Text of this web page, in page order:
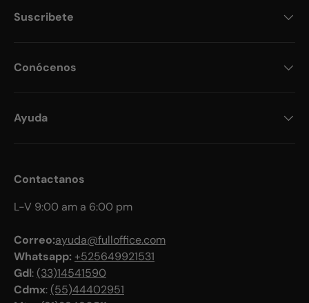
Suscribete
Conócenos
Ayuda
Contactanos
L-V 9:00 am a 6:00 pm
Correo:ayuda@fulloffice.com
Whatsapp:+525649921531
Gdl: (33)14541590
Cdmx: (55)44402951